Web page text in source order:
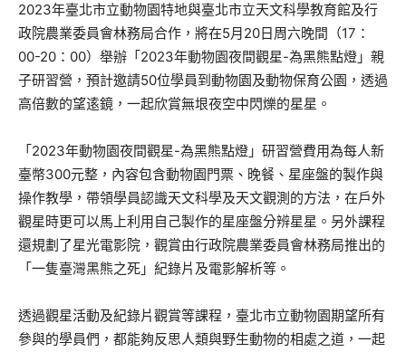
2023年臺北市立動物園特地與臺北市立天文科學教育館及行
政院農業委員會林務局合作，將在5月20日周六晚間（17：
00-20：00）舉辦「2023年動物園夜間觀星-為黑熊點燈」親
子研習營，預計邀請50位學員到動物園及動物保育公園，透過
高倍數的望逺鏡，一起欣賞無垠夜空中閃爍的星星。
「2023年動物園夜間觀星-為黑熊點燈」研習營費用為每人新
臺幣300元整，內容包含動物園門票、晚餐、星座盤的製作與
操作教學，帶領學員認識天文科學及天文觀測的方法，在戶外
觀星時更可以馬上利用自己製作的星座盤分辨星星。另外課程
還規劃了星光電影院，觀賞由行政院農業委員會林務局推出的
「一隻臺灣黑熊之死」紀錄片及電影解析等。
透過觀星活動及紀錄片觀賞等課程，臺北市立動物園期望所有
參與的學員們，都能夠反思人類與野生動物的相處之道，一起